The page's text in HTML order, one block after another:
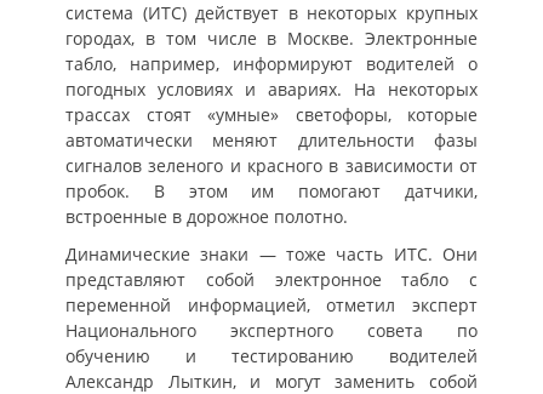
система (ИТС) действует в некоторых крупных
городах, в том числе в Москве. Электронные
табло, например, информируют водителей о
погодных условиях и авариях. На некоторых
трассах стоят «умные» светофоры, которые
автоматически меняют длительности фазы
сигналов зеленого и красного в зависимости от
пробок. В этом им помогают датчики,
встроенные в дорожное полотно.
Динамические знаки — тоже часть ИТС. Они
представляют собой электронное табло с
переменной информацией, отметил эксперт
Национального экспертного совета по
обучению и тестированию водителей
Александр Лыткин, и могут заменить собой